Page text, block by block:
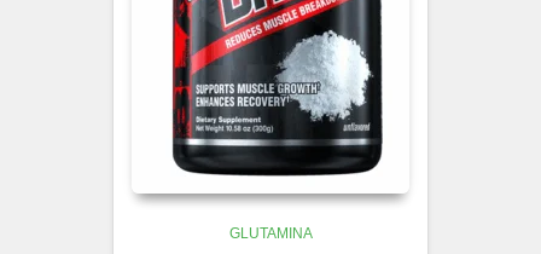
GLUTAMINA